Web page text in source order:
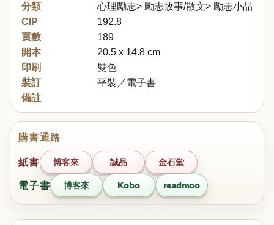
分類
心理勵志> 勵志故事/散文> 勵志小品文
CIP
192.8
頁數
189
開本
20.5 x 14.8 cm
印刷
雙色
裝訂
平裝／電子書
備註
購書通路
紙書 博客來 誠品 金石堂
電子書 博客來 Kobo readmoo